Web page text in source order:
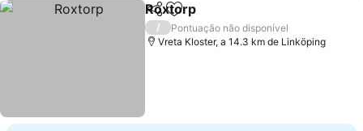
PartilharAdicionar aos favoritos
Roxtorp
/
Pontuação não disponível
Vreta Kloster, a 14.3 km de Linköping